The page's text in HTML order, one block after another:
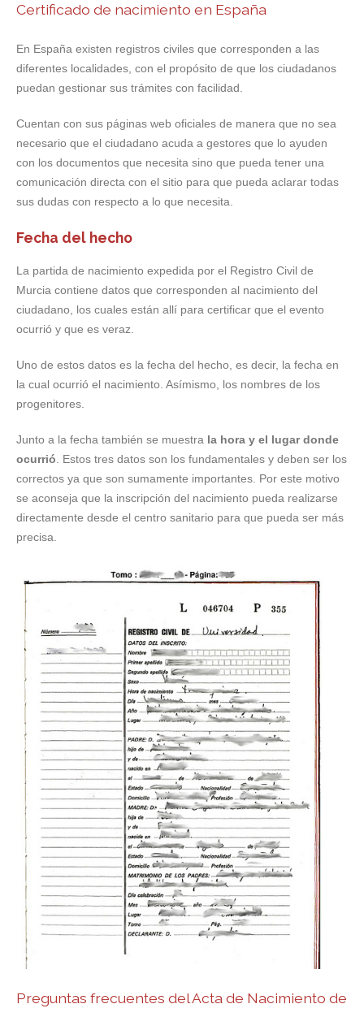
Certificado de nacimiento en España
En España existen registros civiles que corresponden a las
diferentes localidades, con el propósito de que los ciudadanos
puedan gestionar sus trámites con facilidad.
Cuentan con sus páginas web oficiales de manera que no sea
necesario que el ciudadano acuda a gestores que lo ayuden
con los documentos que necesita sino que pueda tener una
comunicación directa con el sitio para que pueda aclarar todas
sus dudas con respecto a lo que necesita.
Fecha del hecho
La partida de nacimiento expedida por el Registro Civil de
Murcia contiene datos que corresponden al nacimiento del
ciudadano, los cuales están allí para certificar que el evento
ocurrió y que es veraz.
Uno de estos datos es la fecha del hecho, es decir, la fecha en
la cual ocurrió el nacimiento. Asímismo, los nombres de los
progenitores.
Junto a la fecha también se muestra la hora y el lugar donde
ocurrió . Estos tres datos son los fundamentales y deben ser los
correctos ya que son sumamente importantes. Por este motivo
se aconseja que la inscripción del nacimiento pueda realizarse
directamente desde el centro sanitario para que pueda ser más
precisa.
Preguntas frecuentes del Acta de Nacimiento de